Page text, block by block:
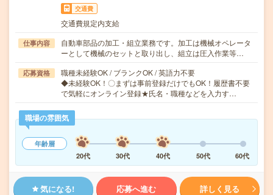
交通費
交通費規定内支給
仕事内容
自動車部品の加工・組立業務です。加工は機械オペレータ
ーとして機械のセットと取り出し、組立は圧入作業等…
応募資格
職種未経験OK / ブランクOK / 英語力不要
◆未経験OK！〇まずは事前登録だけでもOK！履歴書不要
で気軽にオンライン登録★氏名・職種などを入力す…
職場の雰囲気
年齢層
20代
30代 40代 50代 60代
気になる! 応募へ進む 詳しく見る